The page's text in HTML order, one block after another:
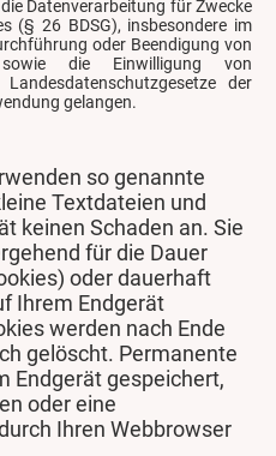
Datenverarbeitung für Zwecke
(§ 26 BDSG), insbesondere im
oder Beendigung von
sowie die Einwilligung von
der
gelangen.
so genannte
Textdateien und
keinen Schaden an. Sie
für die Dauer
oder dauerhaft
Ihrem Endgerät
werden nach Ende
gelöscht. Permanente
Endgerät gespeichert,
oder eine
Ihren Webbrowser